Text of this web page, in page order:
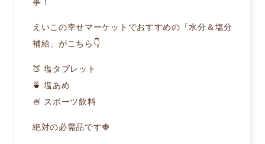
えいこの幸せマーケットでおすすめの「水分＆塩分
補給」がこちら👇
🍑 塩タブレット
🍵 塩あめ
🍧 スポーツ飲料
絶対の必需品です🍓